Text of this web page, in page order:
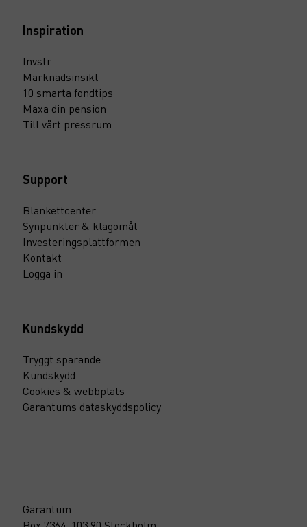
Inspiration
Invstr
Marknadsinsikt
10 smarta fondtips
Maxa din pension
Till vårt pressrum
Support
Blankettcenter
Synpunkter & klagomål
Investeringsplattformen
Kontakt
Logga in
Kundskydd
Tryggt sparande
Kundskydd
Cookies & webbplats
Garantums dataskyddspolicy
Garantum